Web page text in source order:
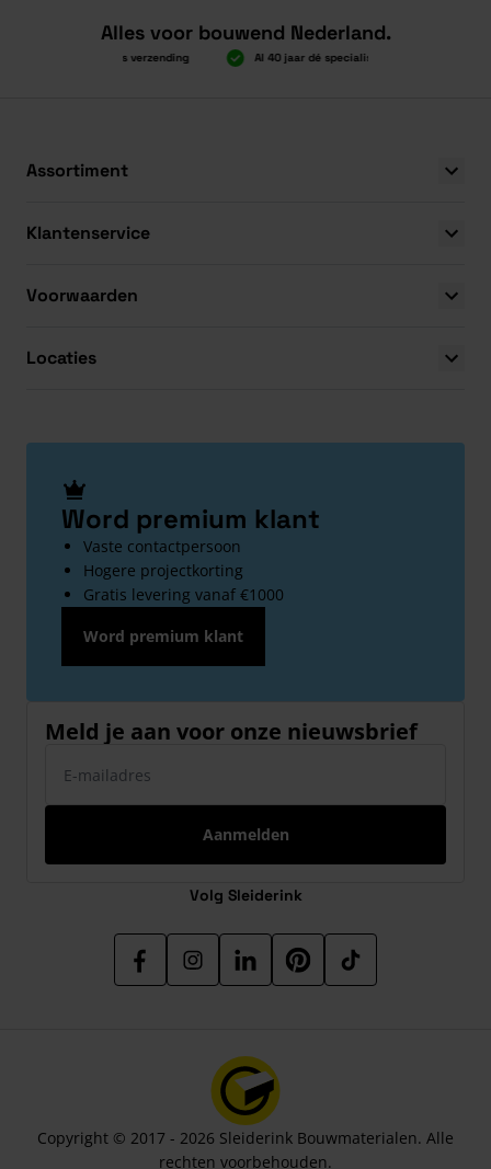
Alles voor bouwend Nederland.
Boven 2.000 gratis verzending Al 40 jaar dé specialist
Assortiment
Klantenservice
Voorwaarden
Locaties
Word premium klant
Vaste contactpersoon
Hogere projectkorting
Gratis levering vanaf €1000
Word premium klant
Meld je aan voor onze nieuwsbrief
Aanmelden
Volg Sleiderink
Copyright © 2017 - 2026 Sleiderink Bouwmaterialen. Alle
rechten voorbehouden.